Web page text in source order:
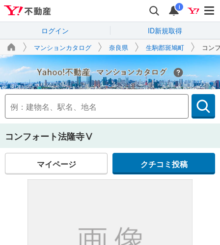
i
ログイン ID新規取得
マンションカタログ 奈良県 生駒郡斑鳩町 コン
Yahoo!不動産
コンフォート法隆寺Ⅴ
マイページ クチコミ投稿